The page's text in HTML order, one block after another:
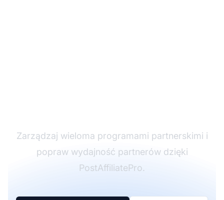
Zarządzaj wieloma programami partnerskimi i
popraw wydajność partnerów dzięki
PostAffiliatePro.